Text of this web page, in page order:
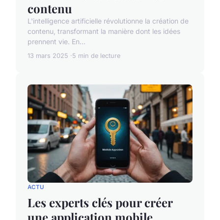
contenu
L'intelligence artificielle révolutionne la création de
contenu, transformant la manière dont les idées
prennent vie. En...
13 mars 2025 5 min de lecture
ACTU
Les experts clés pour créer